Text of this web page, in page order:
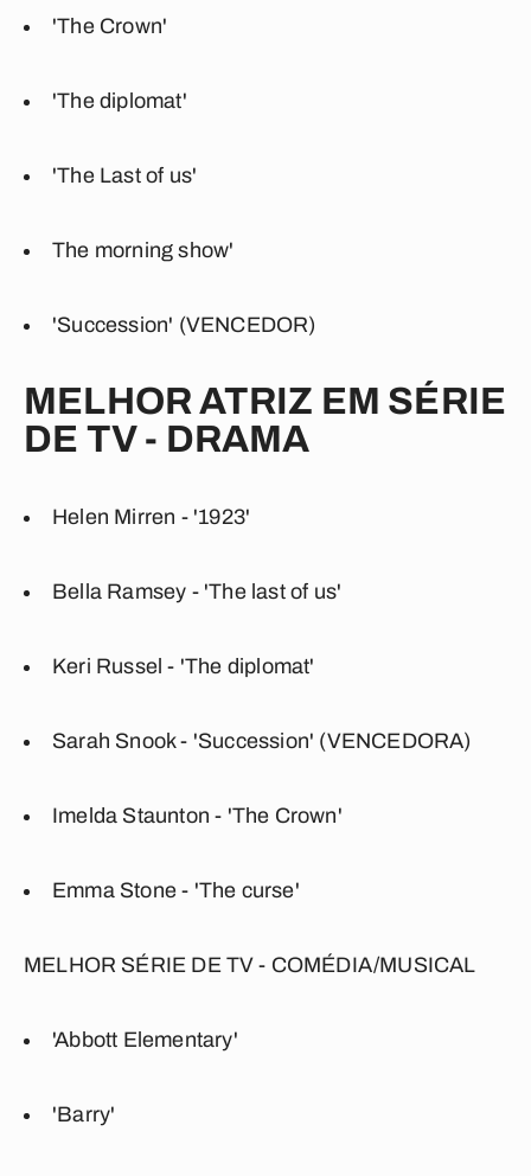
'The Crown'
'The diplomat'
'The Last of us'
The morning show'
'Succession' (VENCEDOR)
MELHOR ATRIZ EM SÉRIE
DE TV - DRAMA
Helen Mirren - '1923'
Bella Ramsey - 'The last of us'
Keri Russel - 'The diplomat'
Sarah Snook - 'Succession' (VENCEDORA)
Imelda Staunton - 'The Crown'
Emma Stone - 'The curse'
MELHOR SÉRIE DE TV - COMÉDIA/MUSICAL
'Abbott Elementary'
'Barry'